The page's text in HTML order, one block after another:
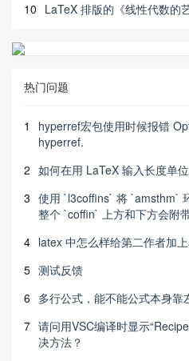
10 LaTeX 排版的《线性代数的
热门问题
1
hyperref宏包使用时候报错
hyperref.
2 如何在用 LaTeX 输入长度单
3 使用 `l3coffins` 将 `amsthm`
整个 `coffin` 上方和下方会附
4 latex 中怎么样给第二作者加
5 测试反馈
6 多行公式，能不能公式本身靠
7 请问用VSC编译时显示
决方法？